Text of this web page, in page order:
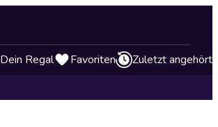
Dein Regal Favoriten Zuletzt angehört